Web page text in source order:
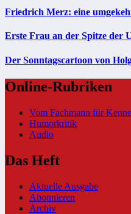
Friedrich Merz: eine
Erste Frau an der Spitze der
Der Sonntagscartoon von
Online-Rubriken
Vom Fachmann für
Humorkritik
Audio
Das Heft
Aktuelle Ausgabe
Abonnieren
Archiv